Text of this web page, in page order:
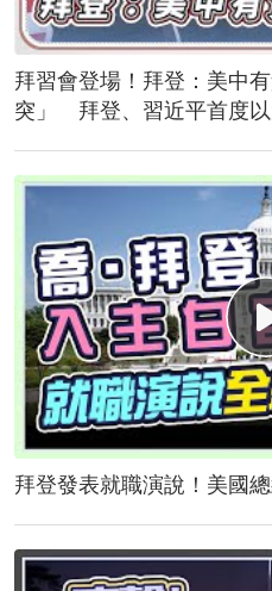
拜習會登場！拜登：美中
突」 拜登、習近平首度以
拜登發表就職演說！美國